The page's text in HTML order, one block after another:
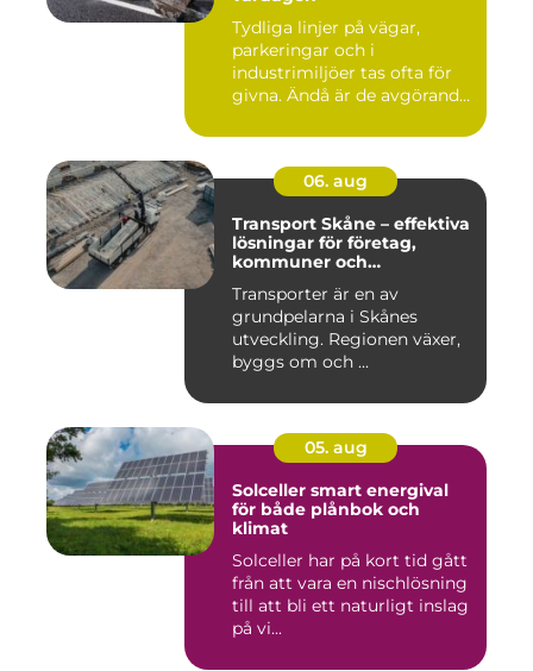
Tydliga linjer på vägar,
parkeringar och i
industrimiljöer tas ofta för
givna. Ändå är de avgörande
06. aug
Transport Skåne – effektiva
lösningar för företag,
kommuner och
Transporter är en av
grundpelarna i Skånes
utveckling. Regionen växer,
byggs om och ...
05. aug
Solceller smart energival
för både plånbok och
klimat
Solceller har på kort tid gått
från att vara en nischlösning
till att bli ett naturligt inslag
på vi...